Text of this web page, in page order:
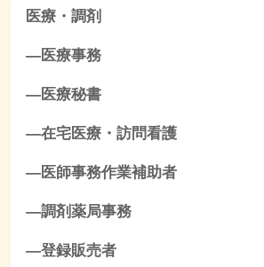
医療・調剤
―医療事務
―医療秘書
―在宅医療・訪問看護
―医師事務作業補助者
―調剤薬局事務
―登録販売者